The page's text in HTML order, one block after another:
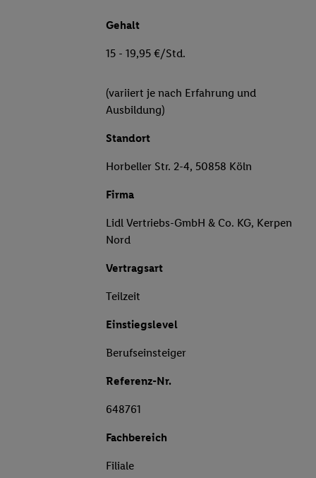
Gehalt
15 - 19,95 €/Std.
(variiert je nach Erfahrung und
Ausbildung)
Standort
Horbeller Str. 2-4, 50858 Köln
Firma
Lidl Vertriebs-GmbH & Co. KG, Kerpen
Nord
Vertragsart
Teilzeit
Einstiegslevel
Berufseinsteiger
Referenz-Nr.
648761
Fachbereich
Filiale